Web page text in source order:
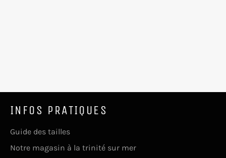
INFOS PRATIQUES
Guide des tailles
Notre magasin à la trinité sur mer